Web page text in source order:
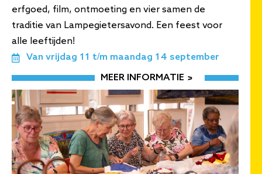
erfgoed, film, ontmoeting en vier samen de
traditie van Lampegietersavond. Een feest voor
alle leeftijden!
Van vrijdag 11 t/m maandag 14 september
MEER INFORMATIE